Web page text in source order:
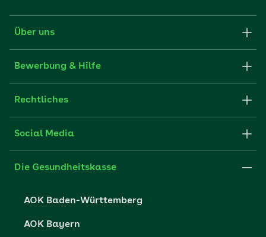
Über uns
Karriere-Startseite
Unsere Kultur
Bewerbung & Hilfe
Stellenangebote
Rechtliches
Impressum
Datenschutzrechte
Barrierefreiheit
Social Media
Die Gesundheitskasse
AOK Baden-Württemberg
AOK Bayern